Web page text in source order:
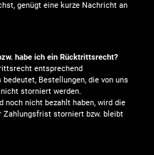
genügt eine kurze Nachricht an
habe ich ein Rücktrittsrecht?
entsprechend
Bestellungen, die von uns
storniert werden.
noch nicht bezahlt haben, wird die
Zahlungsfrist storniert bzw. bleibt